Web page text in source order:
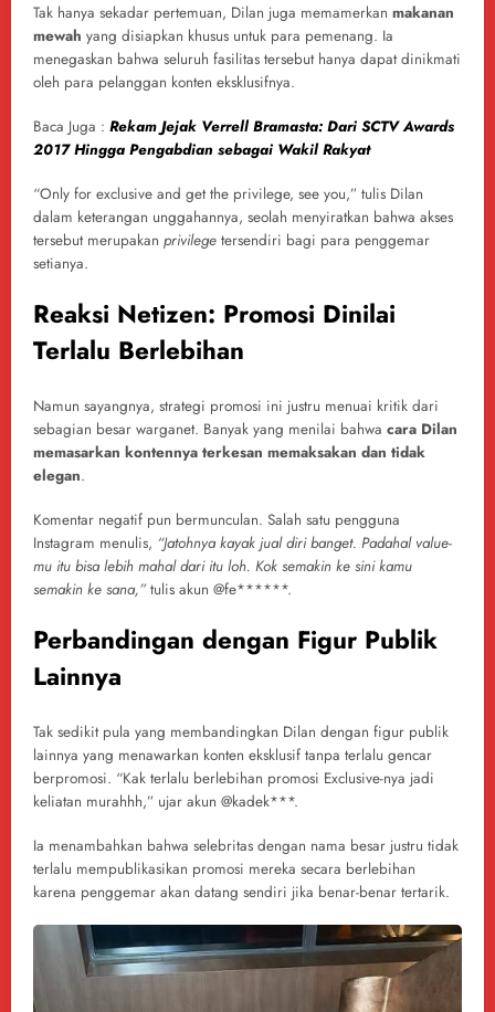
Tak hanya sekadar pertemuan, Dilan juga memamerkan makanan
mewah yang disiapkan khusus untuk para pemenang. Ia
menegaskan bahwa seluruh fasilitas tersebut hanya dapat dinikmati
oleh para pelanggan konten eksklusifnya.
Baca Juga : Rekam Jejak Verrell Bramasta: Dari SCTV Awards
2017 Hingga Pengabdian sebagai Wakil Rakyat
“Only for exclusive and get the privilege, see you,” tulis Dilan
dalam keterangan unggahannya, seolah menyiratkan bahwa akses
tersebut merupakan privilege tersendiri bagi para penggemar
setianya.
Reaksi Netizen: Promosi Dinilai
Terlalu Berlebihan
Namun sayangnya, strategi promosi ini justru menuai kritik dari
sebagian besar warganet. Banyak yang menilai bahwa cara Dilan
memasarkan kontennya terkesan memaksakan dan tidak
elegan.
Komentar negatif pun bermunculan. Salah satu pengguna
Instagram menulis, “Jatohnya kayak jual diri banget. Padahal value-
mu itu bisa lebih mahal dari itu loh. Kok semakin ke sini kamu
semakin ke sana,”tulis akun @fe******.
Perbandingan dengan Figur Publik
Lainnya
Tak sedikit pula yang membandingkan Dilan dengan figur publik
lainnya yang menawarkan konten eksklusif tanpa terlalu gencar
berpromosi. “Kak terlalu berlebihan promosi Exclusive-nya jadi
keliatan murahhh,” ujar akun @kadek***.
Ia menambahkan bahwa selebritas dengan nama besar justru tidak
terlalu mempublikasikan promosi mereka secara berlebihan
karena penggemar akan datang sendiri jika benar-benar tertarik.